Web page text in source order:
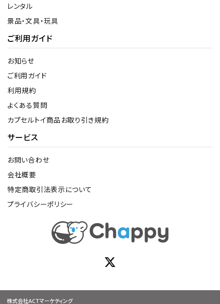
レンタル
景品・文具・玩具
ご利用ガイド
お知らせ
ご利用ガイド
利用規約
よくある質問
カプセルトイ商品お取り引き規約
サービス
お問い合わせ
会社概要
特定商取引法表示について
プライバシーポリシー
株式会社ACTマーケティング